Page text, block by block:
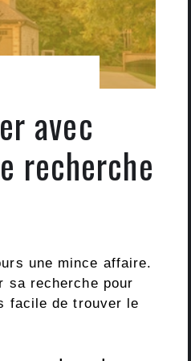
avec
recherche
une mince affaire.
sa recherche pour
facile de trouver le